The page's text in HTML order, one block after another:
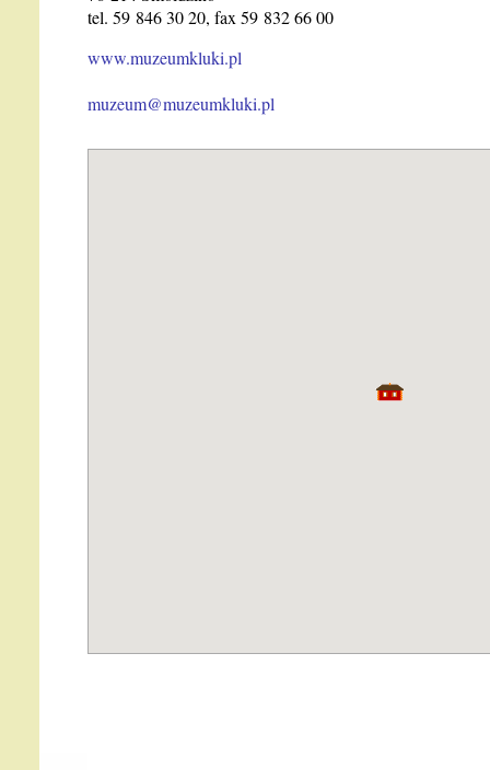
tel. 59 846 30 20, fax 59 832 66 00
www.muzeumkluki.pl
muzeum@muzeumkluki.pl